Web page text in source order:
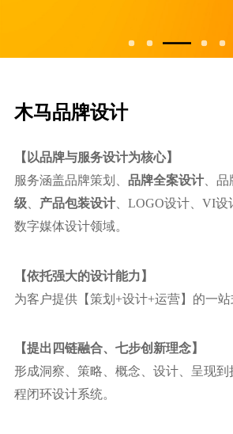
⽊⻢品牌设计
【以品牌与服务设计为核心】
服务涵盖品牌策划、 品牌全案设计、品
级、 产品包装设计、LOGO设计、VI设
数字媒体设计领域。
【依托强⼤的设计能力】
为客户提供【策划+设计+运营】的⼀站
【提出四链融合、七步创新理念】
形成洞察、策略、概念、设计、呈现
程闭环设计系统。